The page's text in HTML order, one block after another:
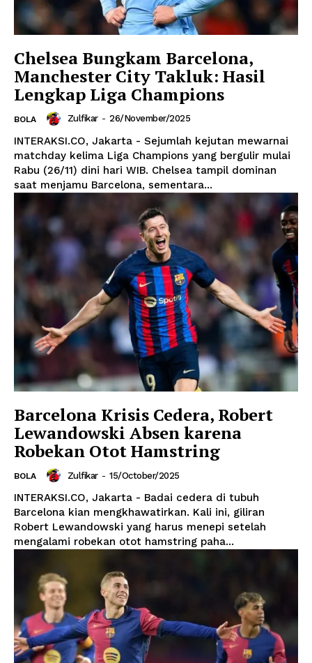
Chelsea Bungkam Barcelona,
Manchester City Takluk: Hasil
Lengkap Liga Champions
BOLA Zulfikar - 26/November/2025
INTERAKSI.CO, Jakarta - Sejumlah kejutan mewarnai
matchday kelima Liga Champions yang bergulir mulai
Rabu (26/11) dini hari WIB. Chelsea tampil dominan
saat menjamu Barcelona, sementara...
Barcelona Krisis Cedera, Robert
Lewandowski Absen karena
Robekan Otot Hamstring
BOLA Zulfikar - 15/October/2025
INTERAKSI.CO, Jakarta - Badai cedera di tubuh
Barcelona kian mengkhawatirkan. Kali ini, giliran
Robert Lewandowski yang harus menepi setelah
mengalami robekan otot hamstring paha...